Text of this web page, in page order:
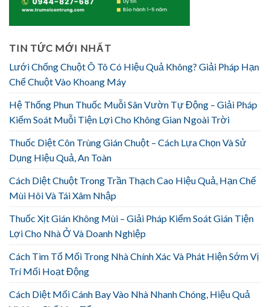
TIN TỨC MỚI NHẤT
Lưới Chống Chuột Ô Tô Có Hiệu Quả Không? Giải Pháp Hạn
Chế Chuột Vào Khoang Máy
Hệ Thống Phun Thuốc Muỗi Sân Vườn Tự Động – Giải Pháp
Kiểm Soát Muỗi Tiện Lợi Cho Không Gian Ngoài Trời
Thuốc Diệt Côn Trùng Gián Chuột – Cách Lựa Chọn Và Sử
Dụng Hiệu Quả, An Toàn
Cách Diệt Chuột Trong Trần Thạch Cao Hiệu Quả, Hạn Chế
Mùi Hôi Và Tái Xâm Nhập
Thuốc Xịt Gián Không Mùi – Giải Pháp Kiểm Soát Gián Tiện
Lợi Cho Nhà Ở Và Doanh Nghiệp
Cách Tìm Tổ Mối Trong Nhà Chính Xác Và Phát Hiện Sớm Vị
Trí Mối Hoạt Động
Cách Diệt Mối Cánh Bay Vào Nhà Nhanh Chóng, Hiệu Quả